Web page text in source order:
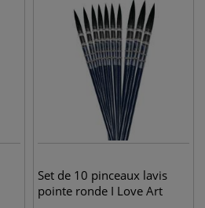
Set de 10 pinceaux lavis
pointe ronde I Love Art